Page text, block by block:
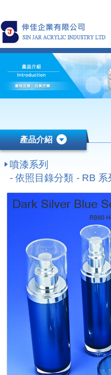
產品介紹
噴漆系列
- 依照目錄分類 - RB 系